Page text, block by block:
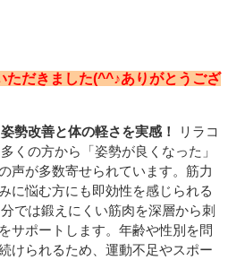
ただきました(^^♪ありがとうござ
勢改善と体の軽さを実感！
リラコ
くの方から「姿勢が良くなった」
声が多数寄せられています。筋力
に悩む方にも即効性を感じられる
では鍛えにくい筋肉を深層から刺
サポートします。年齢や性別を問
けられるため、運動不足やスポー